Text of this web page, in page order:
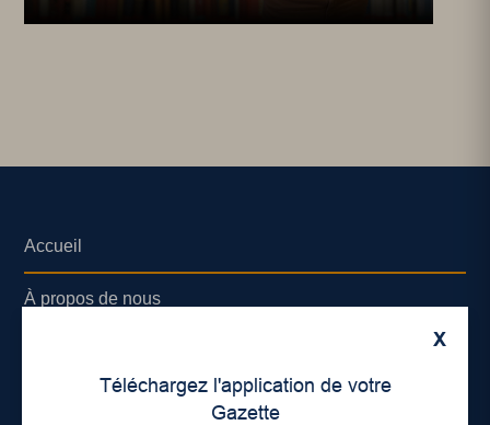
X
Téléchargez l'application de votre
Gazette
Accueil
À propos de nous